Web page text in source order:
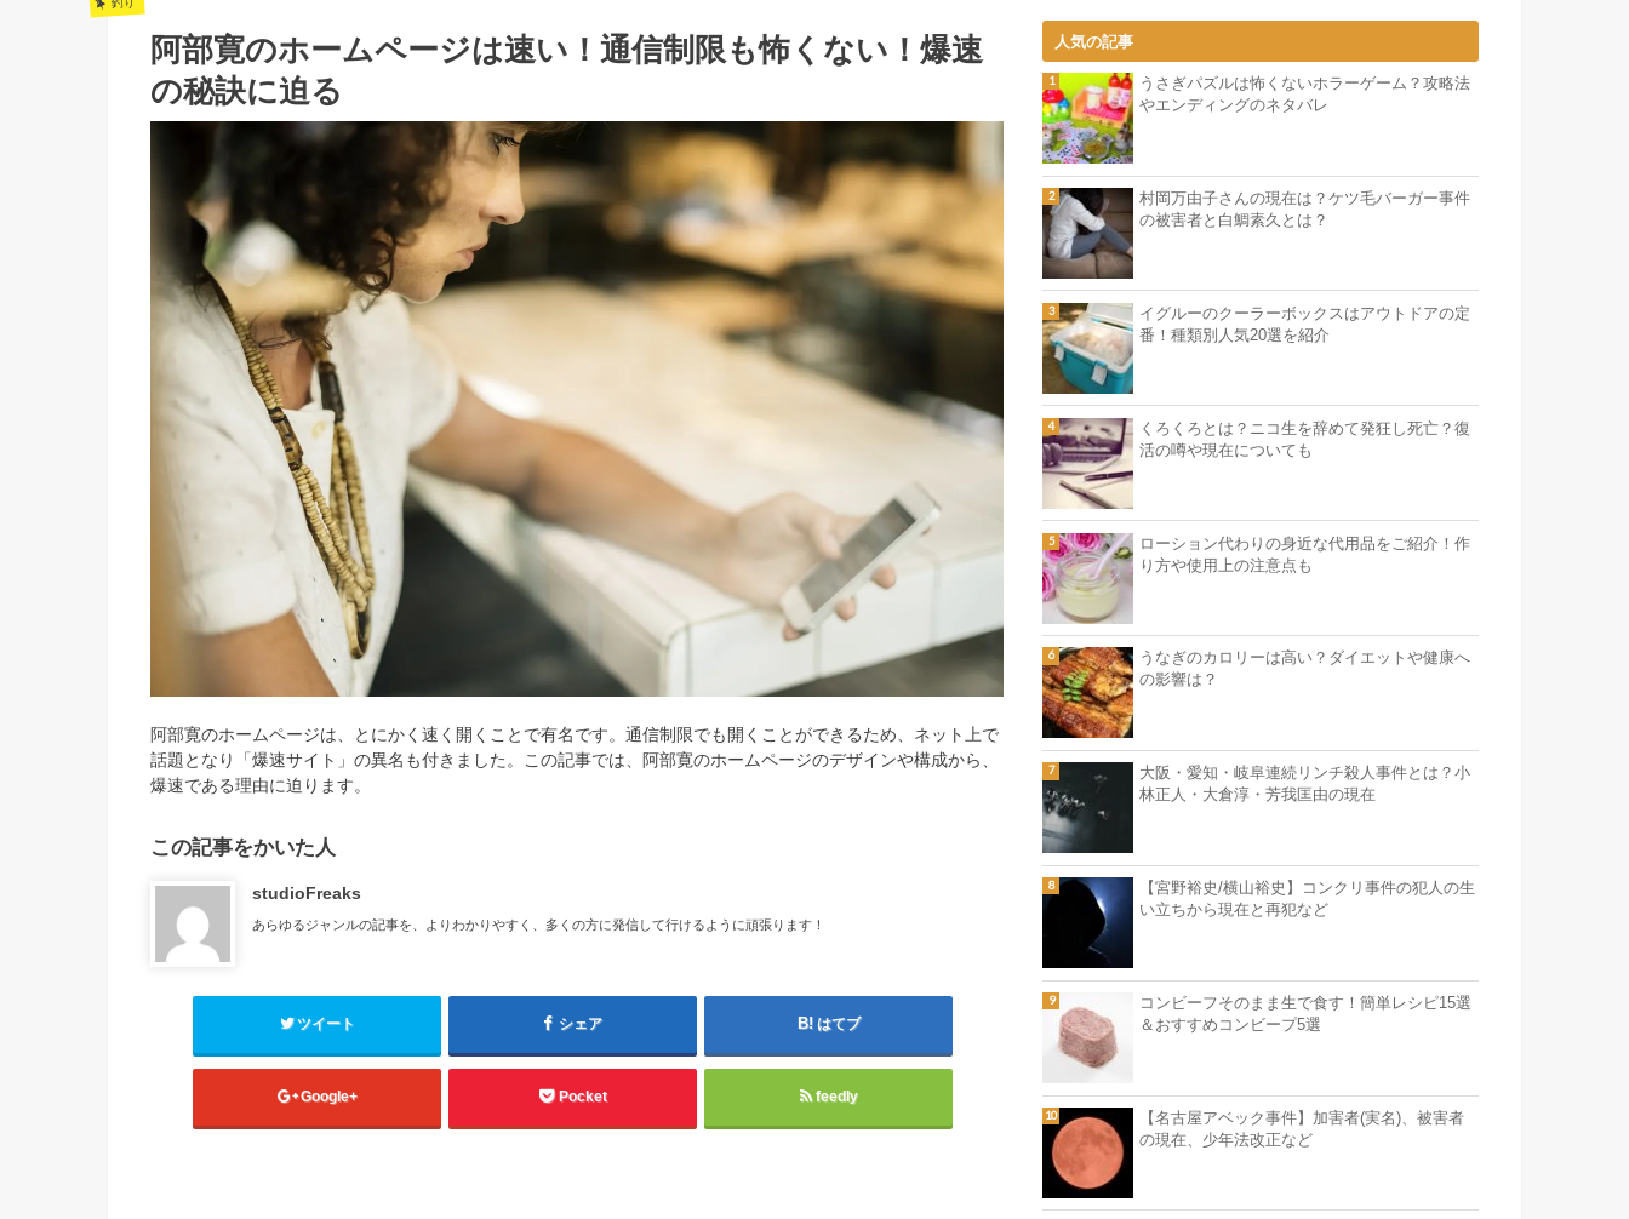
阿部寛のホームページは速い！通信制限も怖くない！爆速
の秘訣に迫る
阿部寛のホームページは、とにかく速く開くことで有名です。通信制限でも開くことができるため、ネット上で
話題となり「爆速サイト」の異名も付きました。この記事では、阿部寛のホームページのデザインや構成から、
爆速である理由に迫ります。
この記事をかいた人
studioFreaks
あらゆるジャンルの記事を、よりわかりやすく、多くの方に発信して行けるように頑張ります！
ツイート シェア はてブ
Google+ Pocket feedly
人気の記事
うさぎパズルは怖くないホラーゲーム？攻略法
やエンディングのネタバレ
村岡万由子さんの現在は？ケツ毛バーガー事件
の被害者と白鯛素久とは？
イグルーのクーラーボックスはアウトドアの定
番！種類別人気20選を紹介
くろくろとは？ニコ生を辞めて発狂し死亡？復
活の噂や現在についても
ローション代わりの身近な代用品をご紹介！作
り方や使用上の注意点も
うなぎのカロリーは高い？ダイエットや健康へ
の影響は？
大阪・愛知・岐阜連続リンチ殺人事件とは？小
林正人・大倉淳・芳我匡由の現在
【宮野裕史/横山裕史】コンクリ事件の犯人の生
い立ちから現在と再犯など
コンビーフそのまま生で食す！簡単レシピ15選
＆おすすめコンビープ5選
【名古屋アベック事件】加害者(実名)、被害者
の現在、少年法改正など